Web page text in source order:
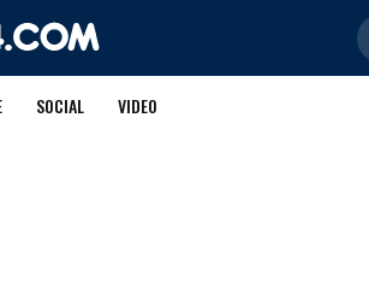
SOCIAL VIDEO